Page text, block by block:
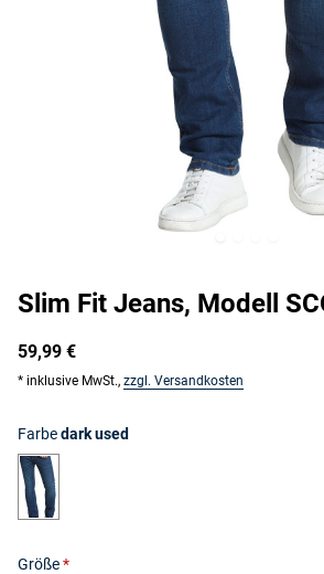
Slim Fit Jeans, Modell
59,99 €
* inklusive MwSt., zzgl. Versandkosten
Farbedark used
dark used
Größe